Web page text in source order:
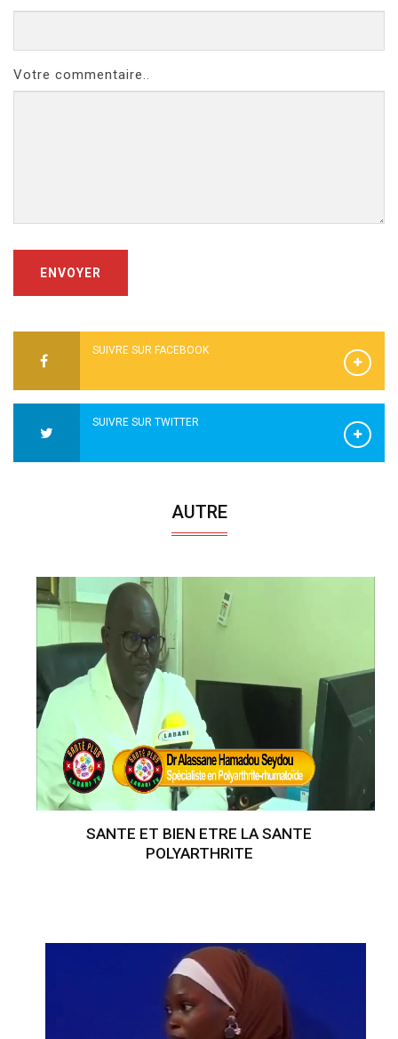
Votre commentaire..
ENVOYER
SUIVRE SUR FACEBOOK
SUIVRE SUR TWITTER
AUTRE
SANTE ET BIEN ETRE LA SANTE
POLYARTHRITE